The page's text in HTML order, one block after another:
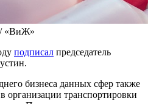
«ВиЖ»
подписал председатель
бизнеса данных сфер также
организации транспортировки